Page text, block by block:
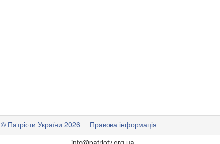
© Патріоти України 2026
Правова інформація